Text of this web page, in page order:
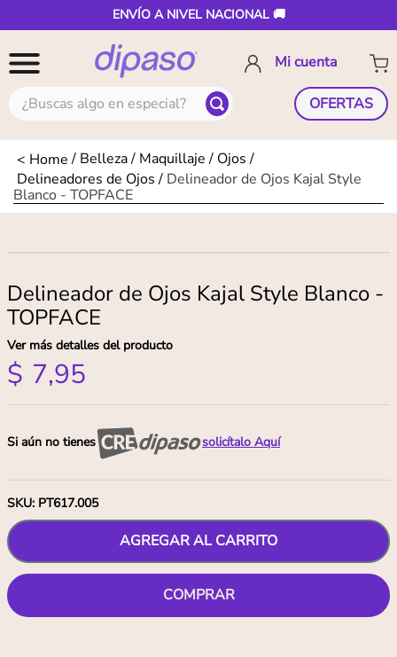
ENVÍO A NIVEL NACIONAL 🚚
¿Buscas algo en especial? OFERTAS
Belleza Maquillaje
Ojos
Delineadores de Ojos
Delineador de Ojos Kajal Style
Blanco - TOPFACE
Delineador de Ojos Kajal Style Blanco -
TOPFACE
Ver más detalles del producto
$ 7,95
Si aún no tienes solicítalo Aquí
SKU: PT617.005
AGREGAR AL CARRITO
COMPRAR